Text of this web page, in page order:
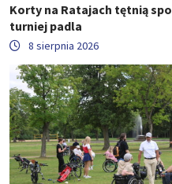
Korty na Ratajach tętnią
turniej padla
8 sierpnia 2026